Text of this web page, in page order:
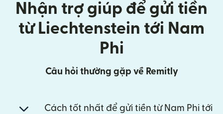
Nhận trợ giúp để gửi tiền
từ Liechtenstein tới Nam
Phi
Câu hỏi thường gặp về Remitly
Cách tốt nhất để gửi tiền từ Nam Phi tới